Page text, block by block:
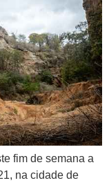
fim de semana a
na cidade de